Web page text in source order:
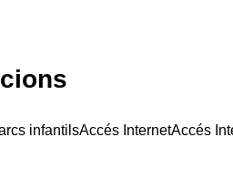
infantilsAccés InternetAccés